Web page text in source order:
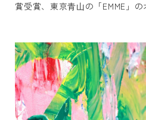
賞受賞、東京⻘⼭の「EMME」
井屋ザ・レストラン」のヘッド
りの贅沢なコラボレーションデ
の⼤⾃然の恵みを知り尽くした
ヌ」と延命寺⽒による⾷材の組
に残る「アシェットデセール（